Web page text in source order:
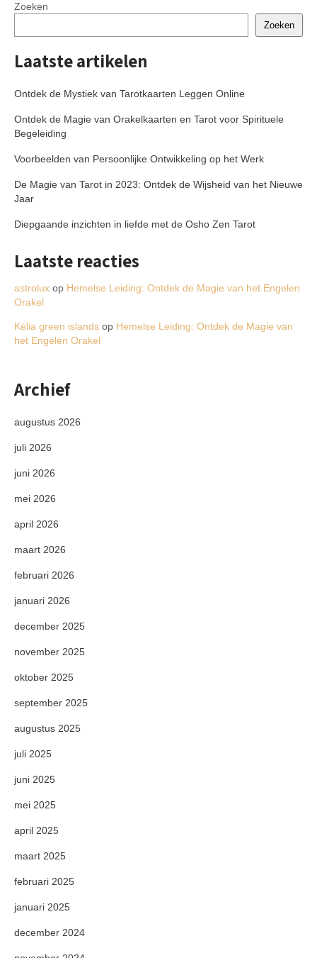
Zoeken
Zoeken
Laatste artikelen
Ontdek de Mystiek van Tarotkaarten Leggen Online
Ontdek de Magie van Orakelkaarten en Tarot voor Spirituele
Begeleiding
Voorbeelden van Persoonlijke Ontwikkeling op het Werk
De Magie van Tarot in 2023: Ontdek de Wijsheid van het Nieuwe
Jaar
Diepgaande inzichten in liefde met de Osho Zen Tarot
Laatste reacties
astrolux op Hemelse Leiding: Ontdek de Magie van het Engelen
Orakel
Kélia green islands op Hemelse Leiding: Ontdek de Magie van
het Engelen Orakel
Archief
augustus 2026
juli 2026
juni 2026
mei 2026
april 2026
maart 2026
februari 2026
januari 2026
december 2025
november 2025
oktober 2025
september 2025
augustus 2025
juli 2025
juni 2025
mei 2025
april 2025
maart 2025
februari 2025
januari 2025
december 2024